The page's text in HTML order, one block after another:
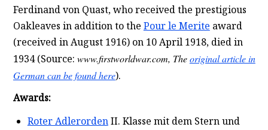
Ferdinand von Quast, who received the prestigious
Oakleaves in addition to the Pour le Merite award
(received in August 1916) on 10 April 1918, died in
1934 (Source: www.firstworldwar.com, Theoriginal article in
German can be found here).
Awards:
Roter AdlerordenII. Klasse mit dem Stern und